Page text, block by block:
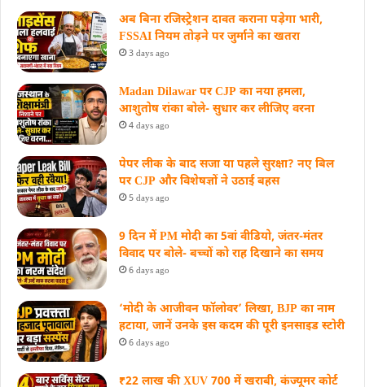
अब बिना रजिस्ट्रेशन दावत कराना पड़ेगा भारी,
FSSAI नियम तोड़ने पर जुर्माने का खतरा
3 days ago
Madan Dilawar पर CJP का नया हमला,
आशुतोष रांका बोले- सुधार कर लीजिए वरना
4 days ago
पेपर लीक के बाद सजा या पहले सुरक्षा? नए बिल
पर CJP और विशेषज्ञों ने उठाई बहस
5 days ago
9 दिन में PM मोदी का 5वां वीडियो, जंतर-मंतर
विवाद पर बोले- बच्चों को राह दिखाने का समय
6 days ago
‘मोदी के आजीवन फॉलोवर’ लिखा, BJP का नाम
हटाया, जानें उनके इस कदम की पूरी इनसाइड स्‍टोरी
6 days ago
₹22 लाख की XUV 700 में खराबी, कंज्यूमर कोर्ट